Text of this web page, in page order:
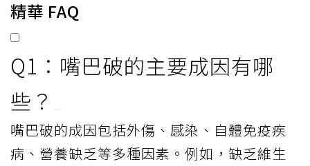
精華 FAQ
Q1：嘴巴破的主要成因有哪
些？
嘴巴破的成因包括外傷、感染、自體免疫疾
病、營養缺乏等多種因素。例如，缺乏維生